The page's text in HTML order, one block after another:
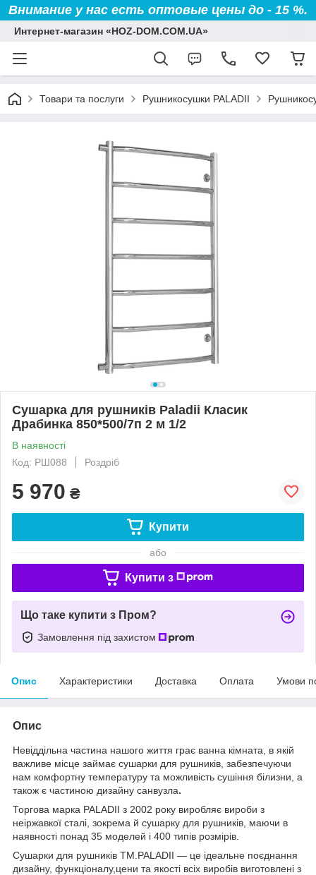
Внимание у нас есть оптовые цены до - 15 %.
Интернет-магазин «HOZ-DOM.COM.UA»
Товари та послуги Рушникосушки PALADII
Сушарка для рушників Paladii Класик
Драбинка 850*500/7п 2 м 1/2
В наявності
Код: РШ088
Роздріб
5 970 ₴
Купити
або
Купити з
Що таке купити з Пром?
Замовлення під захистом
Опис Характеристики Доставка Оплата Умови
Опис
Невіддільна частина нашого життя грає ванна кімната, в якій
важливе місце займає сушарки для рушників, забезпечуючи
нам комфортну температуру та можливість сушіння білизни, а
також є частиною дизайну санвузла.
Торгова марка PALADII з 2002 року виробляє вироби з
неіржавкої сталі, зокрема й сушарку для рушників, маючи в
наявності понад 35 моделей і 400 типів розмірів.
Сушарки для рушників TM.PALADII — це ідеальне поєднання
дизайну, функціоналу,цени та якості всіх виробів виготовлені з